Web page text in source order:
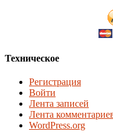
Техническое
Регистрация
Войти
Лента записей
Лента
WordPress.org